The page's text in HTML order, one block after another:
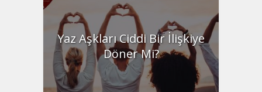
Yaz Aşkları Ciddi Bir İlişkiye
Döner Mi?